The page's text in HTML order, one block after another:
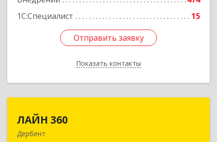
1С:Специалист
15
Отправить заявку
Показать контакты
Отправить заявку
Назад
ЛАЙН 360
Дербент
368600, Дагестан Респ, Дербент г, Ю.Гагарина